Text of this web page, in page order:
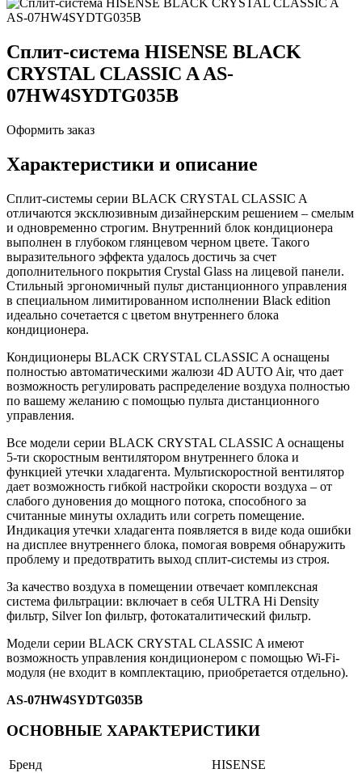
Сплит-система HISENSE BLACK
CRYSTAL CLASSIC A AS-
07HW4SYDTG035В
Оформить заказ
Характеристики и описание
Сплит-системы серии BLACK CRYSTAL CLASSIC A
отличаются эксклюзивным дизайнерским решением – смелым
и одновременно строгим. Внутренний блок кондиционера
выполнен в глубоком глянцевом черном цвете. Такого
выразительного эффекта удалось достичь за счет
дополнительного покрытия Crystal Glass на лицевой панели.
Стильный эргономичный пульт дистанционного управления
в специальном лимитированном исполнении Black edition
идеально сочетается с цветом внутреннего блока
кондиционера.
Кондиционеры BLACK CRYSTAL CLASSIC A оснащены
полностью автоматическими жалюзи 4D AUTO Air, что дает
возможность регулировать распределение воздуха полностью
по вашему желанию с помощью пульта дистанционного
управления.
Все модели серии BLACK CRYSTAL CLASSIC A оснащены
5-ти скоростным вентилятором внутреннего блока и
функцией утечки хладагента. Мультискоростной вентилятор
дает возможность гибкой настройки скорости воздуха – от
слабого дуновения до мощного потока, способного за
считанные минуты охладить или согреть помещение.
Индикация утечки хладагента появляется в виде кода ошибки
на дисплее внутреннего блока, помогая вовремя обнаружить
проблему и предотвратить выход сплит-системы из строя.
За качество воздуха в помещении отвечает комплексная
система фильтрации: включает в себя ULTRA Hi Density
фильтр, Silver Ion фильтр, фотокаталитический фильтр.
Модели серии BLACK CRYSTAL CLASSIC A имеют
возможность управления кондиционером с помощью Wi-Fi-
модуля (не входит в комплектацию, приобретается отдельно).
AS-07HW4SYDTG035В
ОСНОВНЫЕ ХАРАКТЕРИСТИКИ
Бренд
HISENSE